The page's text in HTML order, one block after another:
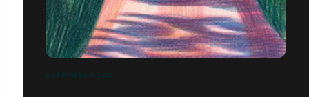
HAPPINESS ROAD